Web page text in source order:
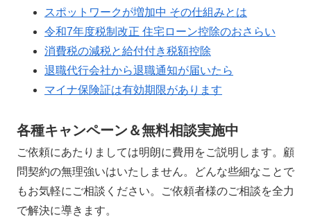
スポットワークが増加中 その仕組みとは
令和7年度税制改正 住宅ローン控除のおさらい
消費税の減税と給付付き税額控除
退職代行会社から退職通知が届いたら
マイナ保険証は有効期限があります
各種キャンペーン＆無料相談実施中
ご依頼にあたりましては明朗に費用をご説明します。顧
問契約の無理強いはいたしません。どんな些細なことで
もお気軽にご相談ください。ご依頼者様のご相談を全力
で解決に導きます。